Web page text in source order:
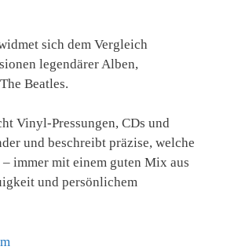
sich dem Vergleich
legendärer Alben,
Beatles.
Vinyl-Pressungen, CDs und
und beschreibt präzise, welche
immer mit einem guten Mix aus
und persönlichem